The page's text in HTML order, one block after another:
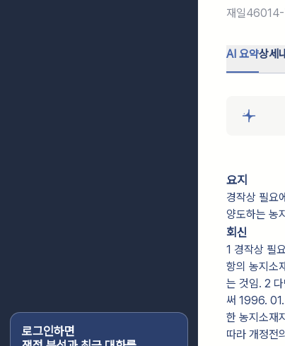
로그인하면
재일
AI 요약상세
요지
경작상 필요
양도하는 농
회신
1 경작상 필
항의 농지소
는 것임. 2
써 1996. 01.
한 농지소재
따라 개정전